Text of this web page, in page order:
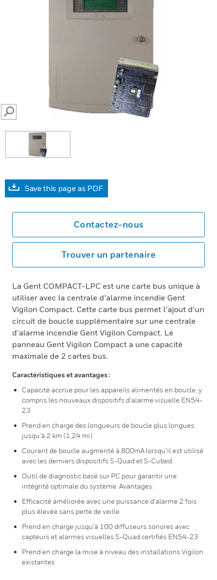
SEARCH
Save this page as PDF
Contactez-nous
Trouver un partenaire
La Gent COMPACT-LPC est une carte bus unique à
utiliser avec la centrale d’alarme incendie Gent
Vigilon Compact. Cette carte bus permet l’ajout d’un
circuit de boucle supplémentaire sur une centrale
d’alarme incendie Gent Vigilon Compact. Le
panneau Gent Vigilon Compact a une capacité
maximale de 2 cartes bus.
Caractéristiques et avantages :
Capacité accrue pour les appareils alimentés en boucle, y
compris les nouveaux dispositifs d’alarme visuelle EN54-
23
Prend en charge des longueurs de boucle plus longues
jusqu’à 2 km (1,24 mi)
Courant de boucle augmenté à 800mA lorsqu’il est utilisé
avec les derniers dispositifs S-Quad et S-Cubed
Outil de diagnostic basé sur PC pour garantir une
intégrité optimale du système. Avantages :
Efficacité améliorée avec une puissance d’alarme 2 fois
plus élevée sans perte de veille
Prend en charge jusqu’à 100 diffuseurs sonores avec
capteurs et alarmes visuelles S-Quad certifiés EN54-23
Prend en charge la mise à niveau des installations Vigilon
existantes